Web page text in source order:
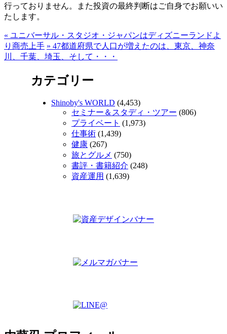
行っておりません。また投資の最終判断はご自身でお願いい
たします。
« ユニバーサル・スタジオ・ジャパンはディズニーランドよ
り商売上手 » 47都道府県で人口が増えたのは、東京、神奈
川、千葉、埼玉、そして・・・
カテゴリー
Shinoby's WORLD (4,453)
セミナー＆スタディ・ツアー (806)
プライベート (1,973)
仕事術 (1,439)
健康 (267)
旅とグルメ (750)
書評・書籍紹介 (248)
資産運用 (1,639)